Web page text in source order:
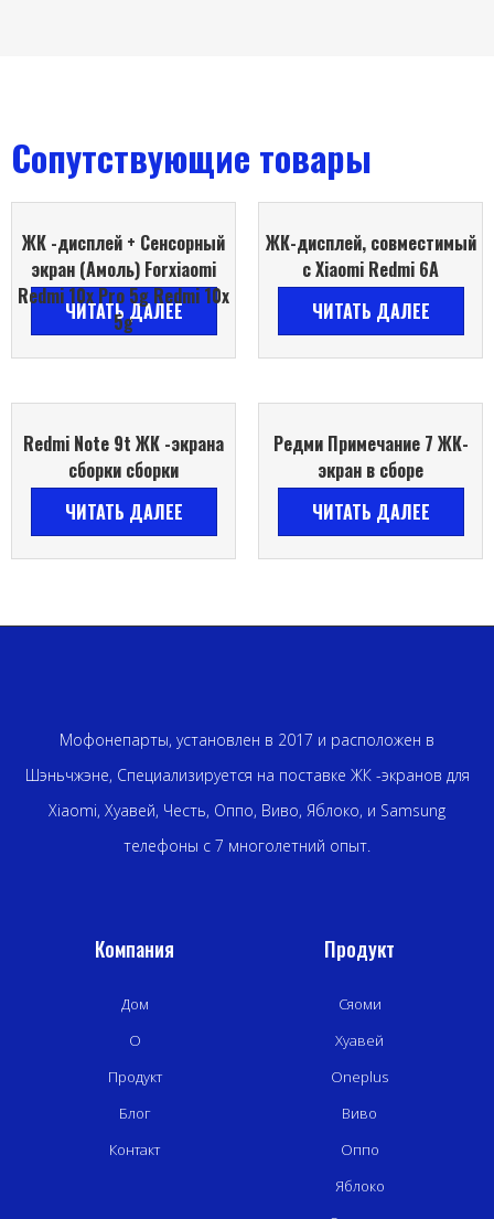
Сопутствующие товары
ЖК -дисплей + Сенсорный
экран (Амоль) Forxiaomi
Redmi 10x Pro 5g Redmi 10x
5g
ЧИТАТЬ ДАЛЕЕ
ЖК-дисплей, совместимый
с Xiaomi Redmi 6A
ЧИТАТЬ ДАЛЕЕ
Redmi Note 9t ЖК -экрана
сборки сборки
ЧИТАТЬ ДАЛЕЕ
Редми Примечание 7 ЖК-
экран в сборе
ЧИТАТЬ ДАЛЕЕ
Мофонепарты, установлен в 2017 и расположен в
Шэньчжэне, Специализируется на поставке ЖК -экранов для
Xiaomi, Хуавей, Честь, Оппо, Виво, Яблоко, и Samsung
телефоны с 7 многолетний опыт.
Компания
Дом
О
Продукт
Блог
Контакт
Продукт
Сяоми
Хуавей
Oneplus
Виво
Оппо
Яблоко